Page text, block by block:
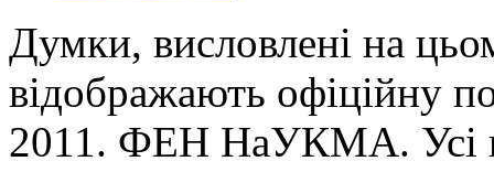
Думки, висловлені на
відображають офіційну
2011. ФЕН НаУКМА. Усі